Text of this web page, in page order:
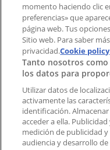
Marcas
Marcas locales
Negocios
Negocios cercanos
Productos
Productos locales
Ciudades
Descargar la APP
momento haciendo clic
preferencias» que
página web. Tus
Sitio web. Para saber
privacidad.Cookie policy
Tanto nosotros
los datos para
Utilizar datos de
activamente las
identificación.
acceder a ella.
medición de publicidad
audiencia y desarrollo de